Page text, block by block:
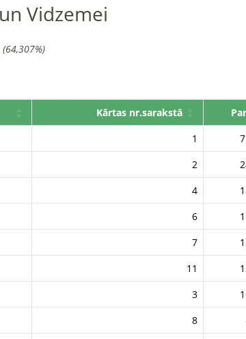
Vidzemei
Kārtas nr.sarakstā Par
1
2
4
6
7
11
3
8